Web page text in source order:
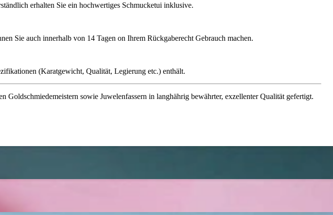
erhalten Sie ein hochwertiges Schmucketui inklusive.
Sie auch innerhalb von 14 Tagen on Ihrem Rückgaberecht Gebrauch machen.
(Karatgewicht, Qualität, Legierung etc.) enthält.
sowie Juwelenfassern in langhährig bewährter, exzellenter Qualität gefertigt.